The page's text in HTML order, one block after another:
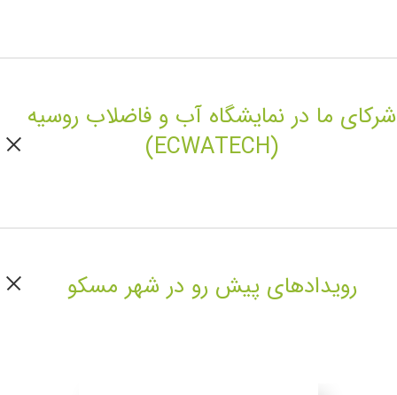
شرکای ما در نمایشگاه آب و فاضلاب روسیه
(ECWATECH)
رویداد‌های پیش رو در شهر مسکو